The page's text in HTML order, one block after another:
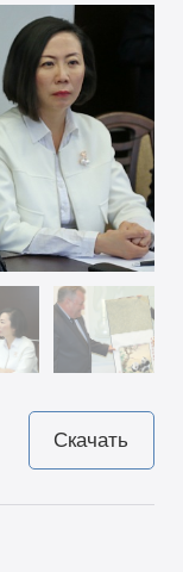
Скачать